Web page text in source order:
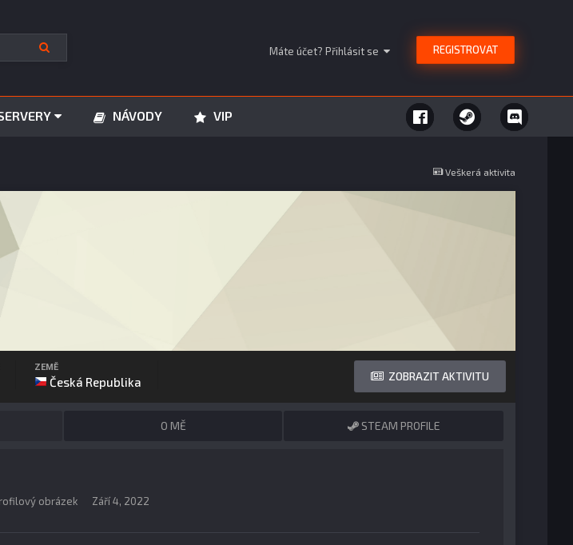
Máte účet? Přihlásit se REGISTROVAT
NÁVODY VIP
Veškerá aktivita
ZOBRAZIT AKTIVITU
ZEMĚ
Česká Republika
O MĚ STEAM PROFILE
obrázek Září 4, 2022